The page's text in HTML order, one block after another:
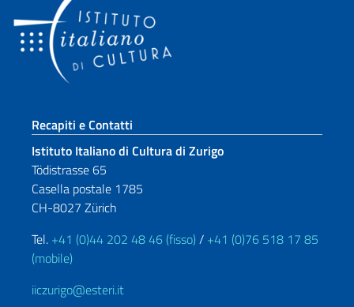
Sezione footer
Recapiti e Contatti
Istituto Italiano di Cultura di Zurigo
Tödistrasse 65
Casella postale 1785
CH-8027 Zürich
Tel. +41 (0)44 202 48 46 (fisso) / +41 (0)76 518 17 85
(mobile)
iiczurigo@esteri.it